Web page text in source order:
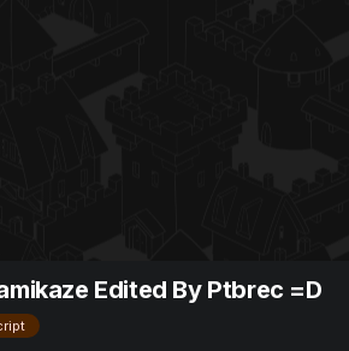
Edited By Ptbrec =D